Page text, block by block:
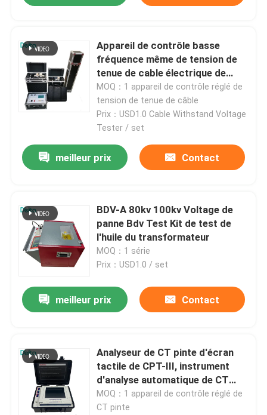
Appareil de contrôle basse
fréquence même de tension de
tenue de cable électrique de
série de très basse fréquence
MOQ：1 appareil de contrôle réglé de
tension de tenue de câble
Prix：USD1.0 Cable Withstand Voltage
Tester / set
meilleur prix Contact
BDV-A 80kv 100kv Voltage de
panne Bdv Test Kit de test de
l'huile du transformateur
MOQ：1 série
Prix：USD1.0 / set
meilleur prix Contact
Analyseur de CT pinte d'écran
tactile de CPT-III, instrument
d'analyse automatique de CT
pinte
MOQ：1 appareil de contrôle réglé de
CT pinte